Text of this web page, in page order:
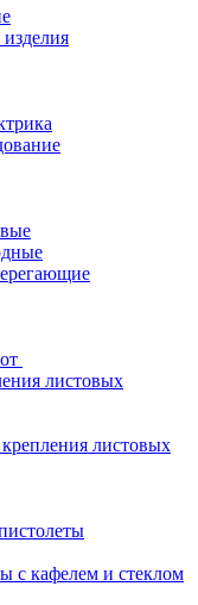
листовых
листовых
с кафелем и стеклом